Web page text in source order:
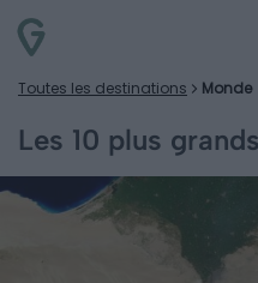
Toutes les destinations Monde
Les 10 plus